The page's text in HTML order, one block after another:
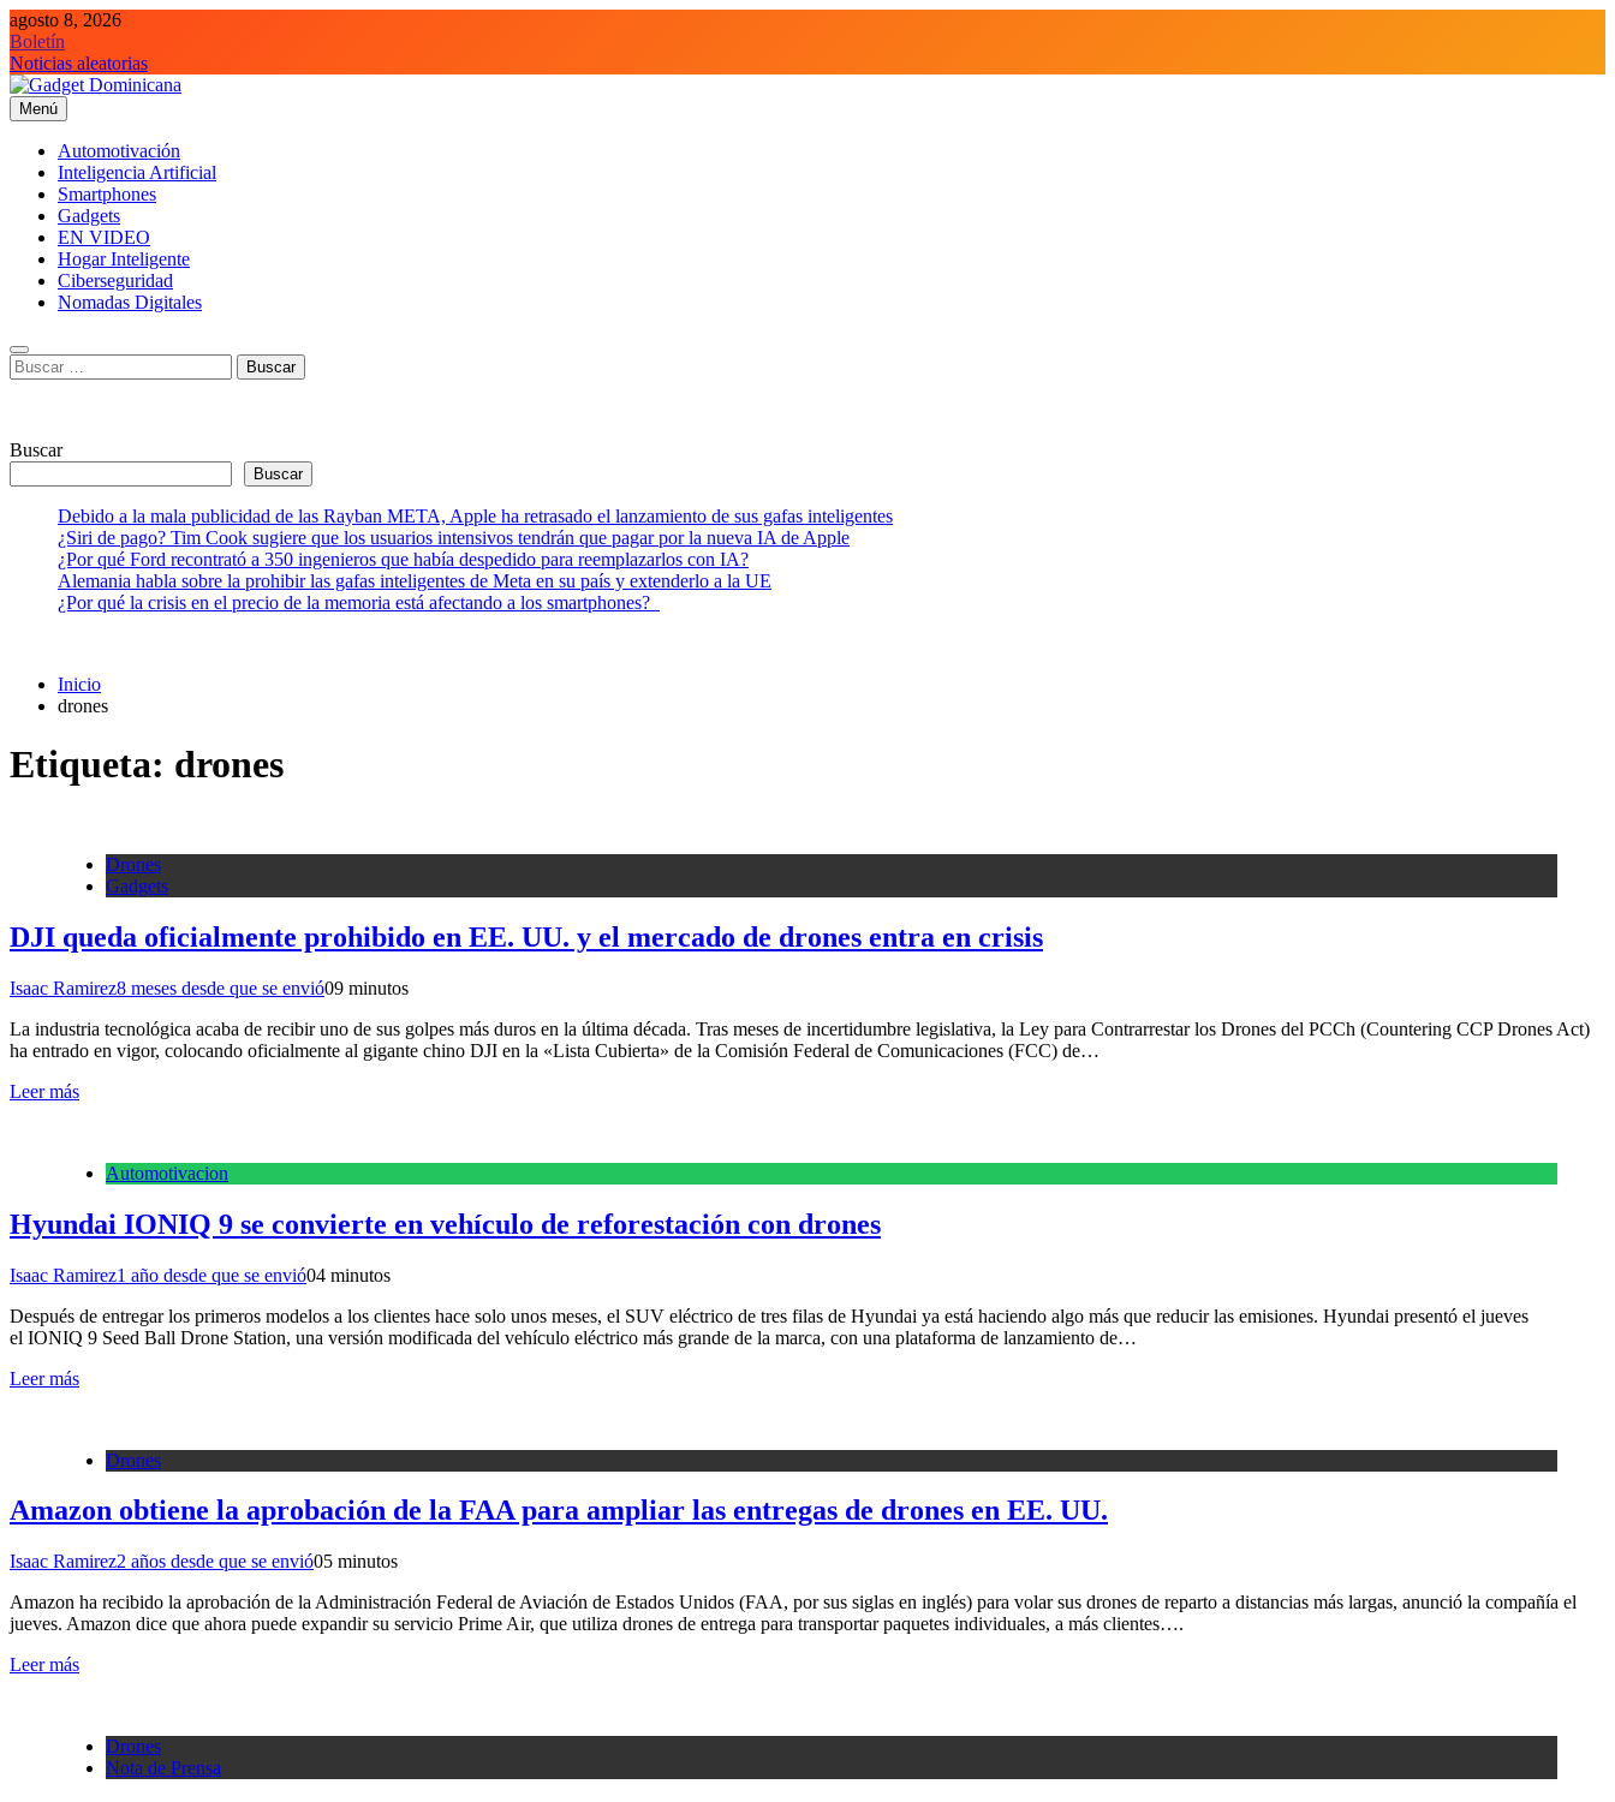
Saltar
al
contenido
agosto 8, 2026
Boletín
Noticias aleatorias
Gadget Dominicana
Gadgets, Autos y Tecnología de consumo
Menú
Automotivación
Inteligencia Artificial
Smartphones
Gadgets
EN VIDEO
Hogar Inteligente
Ciberseguridad
Nomadas Digitales
Buscar:
Buscar
Buscar
Debido a la mala publicidad de las Rayban META, Apple ha retrasado el lanzamiento de sus gafas inteligentes
¿Siri de pago? Tim Cook sugiere que los usuarios intensivos tendrán que pagar por la nueva IA de Apple
¿Por qué Ford recontrató a 350 ingenieros que había despedido para reemplazarlos con IA?
Alemania habla sobre la prohibir las gafas inteligentes de Meta en su país y extenderlo a la UE
¿Por qué la crisis en el precio de la memoria está afectando a los smartphones?
Inicio
drones
Etiqueta: drones
Drones
Gadgets
DJI queda oficialmente prohibido en EE. UU. y el mercado de drones entra en crisis
Isaac Ramirez8 meses desde que se envió09 minutos
La industria tecnológica acaba de recibir uno de sus golpes más duros en la última década. Tras meses de incertidumbre legislativa, la Ley para Contrarrestar los Drones del PCCh (Countering CCP Drones Act)
ha entrado en vigor, colocando oficialmente al gigante chino DJI en la «Lista Cubierta» de la Comisión Federal de Comunicaciones (FCC) de…
Leer más
Automotivacion
Hyundai IONIQ 9 se convierte en vehículo de reforestación con drones
Isaac Ramirez1 año desde que se envió04 minutos
Después de entregar los primeros modelos a los clientes hace solo unos meses, el SUV eléctrico de tres filas de Hyundai ya está haciendo algo más que reducir las emisiones. Hyundai presentó el jueves
el IONIQ 9 Seed Ball Drone Station, una versión modificada del vehículo eléctrico más grande de la marca, con una plataforma de lanzamiento de…
Leer más
Drones
Amazon obtiene la aprobación de la FAA para ampliar las entregas de drones en EE. UU.
Isaac Ramirez2 años desde que se envió05 minutos
Amazon ha recibido la aprobación de la Administración Federal de Aviación de Estados Unidos (FAA, por sus siglas en inglés) para volar sus drones de reparto a distancias más largas, anunció la compañía el
jueves. Amazon dice que ahora puede expandir su servicio Prime Air, que utiliza drones de entrega para transportar paquetes individuales, a más clientes….
Leer más
Drones
Nota de Prensa